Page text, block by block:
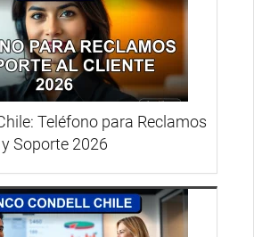
Teléfono para Reclamos
y Soporte 2026